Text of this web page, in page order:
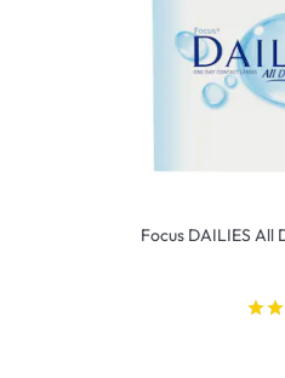
Focus DAILIES